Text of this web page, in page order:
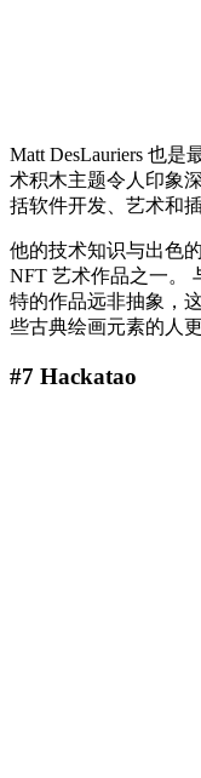
Matt DesLauriers 也
术积木主题令人印象
括软件开发、艺术和插
他的技术知识与出色
NFT 艺术作品之一。
特的作品远非抽象，
些古典绘画元素的人
#7 Hackatao